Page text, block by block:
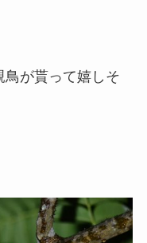
鳥が貰って嬉しそ